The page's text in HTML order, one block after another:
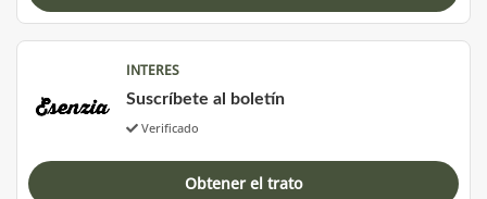
INTERES
Suscríbete al boletín
Verificado
Obtener el trato